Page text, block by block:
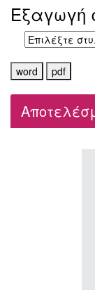
Εξαγωγή